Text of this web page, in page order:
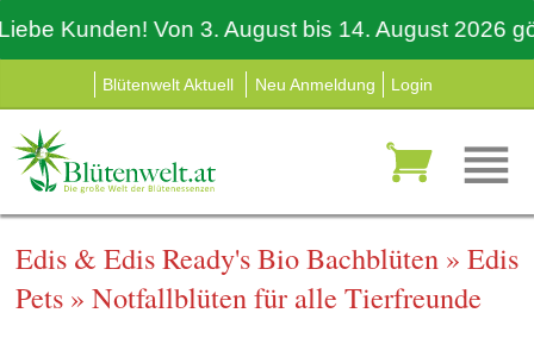
Kunden! Von 3. August bis 14. August 2026
Blütenwelt Aktuell Neu Anmeldung Login
Edis & Edis Ready's Bio Bachblüten » Edis
Pets » Notfallblüten für alle Tierfreunde